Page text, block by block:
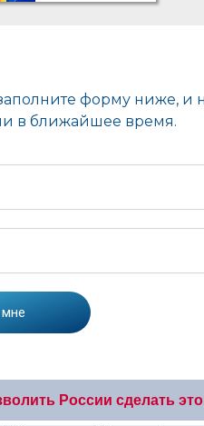
России сделать это